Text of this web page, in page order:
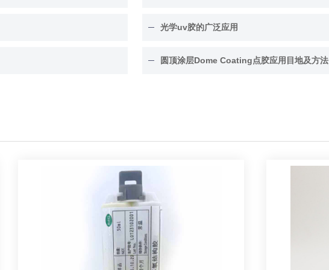
光学uv胶的广泛应用
圆顶涂层Dome Coating点胶应用目地及方法